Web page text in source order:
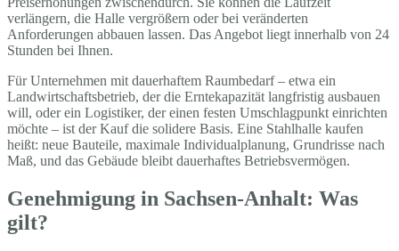
verlängern, die Halle vergrößern oder bei veränderten
Anforderungen abbauen lassen. Das Angebot liegt innerhalb von 24
Stunden bei Ihnen.
Für Unternehmen mit dauerhaftem Raumbedarf – etwa ein
Landwirtschaftsbetrieb, der die Erntekapazität langfristig ausbauen
will, oder ein Logistiker, der einen festen Umschlagpunkt einrichten
möchte – ist der Kauf die solidere Basis. Eine Stahlhalle kaufen
heißt: neue Bauteile, maximale Individualplanung, Grundrisse nach
Maß, und das Gebäude bleibt dauerhaftes Betriebsvermögen.
Genehmigung in Sachsen-Anhalt: Was
gilt?